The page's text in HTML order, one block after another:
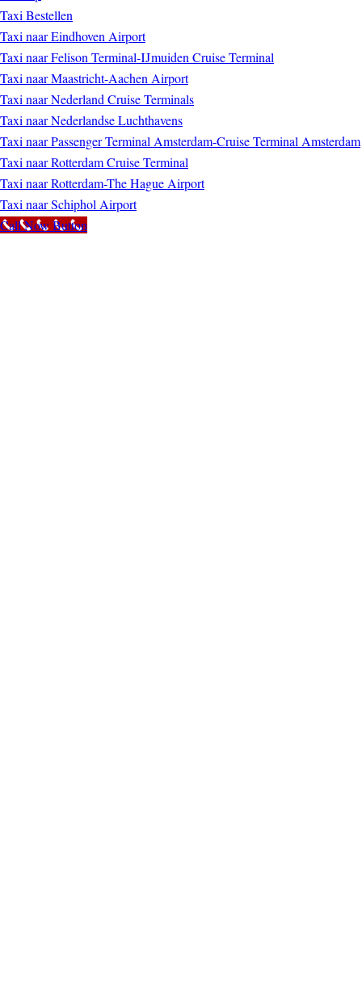
Taxi Bestellen
Taxi naar Eindhoven Airport
Taxi naar Felison Terminal-IJmuiden Cruise Terminal
Taxi naar Maastricht-Aachen Airport
Taxi naar Nederland Cruise Terminals
Taxi naar Nederlandse Luchthavens
Taxi naar Passenger Terminal Amsterdam-Cruise Terminal Amsterdam
Taxi naar Rotterdam Cruise Terminal
Taxi naar Rotterdam-The Hague Airport
Taxi naar Schiphol Airport
Call Now Button